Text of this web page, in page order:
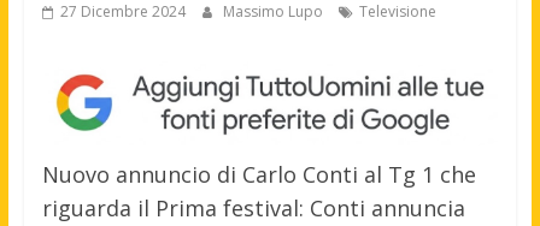
27 Dicembre 2024 Massimo Lupo Televisione
Nuovo annuncio di Carlo Conti al Tg 1 che
riguarda il Prima festival: Conti annuncia